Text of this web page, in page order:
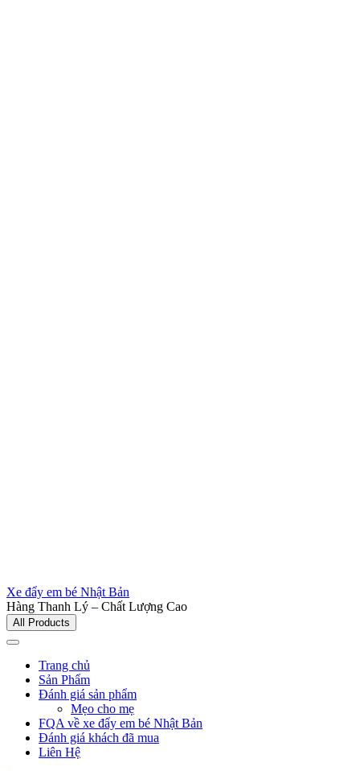
Xe đẩy em bé Nhật Bản
Hàng Thanh Lý – Chất Lượng Cao
All Products
Trang chủ
Sản Phẩm
Đánh giá sản phẩm
Mẹo cho mẹ
FQA về xe đẩy em bé Nhật Bản
Đánh giá khách đã mua
Liên Hệ